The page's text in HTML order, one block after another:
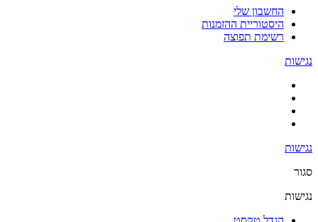
החשבון שלי
היסטוריית ההזמנות
רשימת תפוצה
נגישות
נגישות
סגור
נגישות